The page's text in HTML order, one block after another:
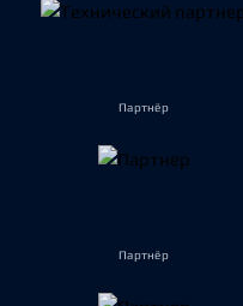
Партнёр
Партнёр